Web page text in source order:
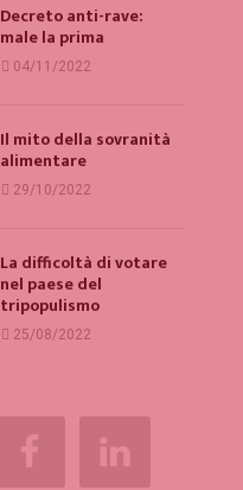
Decreto anti-rave:
male la prima
04/11/2022
Il mito della sovranità
alimentare
29/10/2022
La difficoltà di votare
nel paese del
tripopulismo
25/08/2022